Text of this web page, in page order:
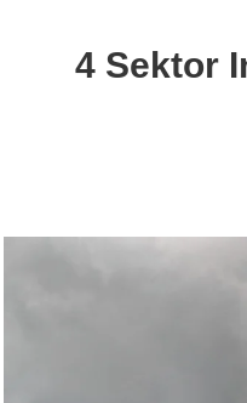
4 Sektor